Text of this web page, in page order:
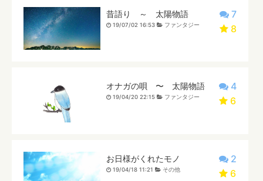
7
8
昔語り ～ 太陽物語
19/07/02 16:53 ファンタジー
4
6
オナガの唄 〜 太陽物語
19/04/20 22:15 ファンタジー
2
6
お日様がくれたモノ
19/04/18 11:21 その他